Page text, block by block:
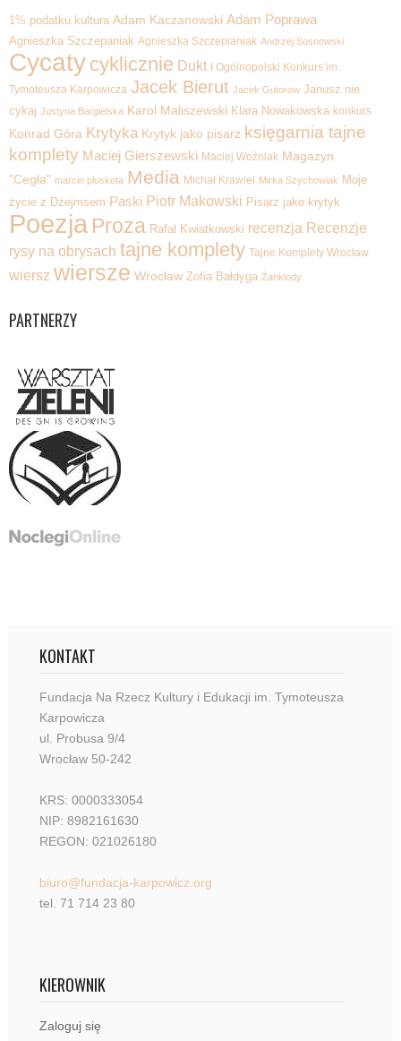
1% podatku kultura Adam Kaczanowski Adam Poprawa
Agnieszka Szczepaniak Agnieszka Szczepianiak Andrzej Sosnowski
Cycaty cyklicznie Dukt I Ogólnopolski Konkurs im.
Tymoteusza Karpowicza Jacek Bierut Jacek Gutorow Janusz nie
cykaj Justyna Bargielska Karol Maliszewski Klara Nowakowska konkurs
Konrad Góra Krytyka Krytyk jako pisarz księgarnia tajne
komplety Maciej Gierszewski Maciej Woźniak Magazyn
"Cegła" marcin pluskota Media Michał Krawiel Mirka Szychowiak Moje
życie z Dżejmsem Paski Piotr Makowski Pisarz jako krytyk
Poezja Proza Rafał Kwiatkowski recenzja Recenzje
rysy na obrysach tajne komplety Tajne Komplety Wrocław
wiersz wiersze Wrocław Zofia Bałdyga Żanklody
PARTNERZY
KONTAKT
Fundacja Na Rzecz Kultury i Edukacji im. Tymoteusza
Karpowicza
ul. Probusa 9/4
Wrocław 50-242
KRS: 0000333054
NIP: 8982161630
REGON: 021026180
biuro@fundacja-karpowicz.org
tel. 71 714 23 80
KIEROWNIK
Zaloguj się